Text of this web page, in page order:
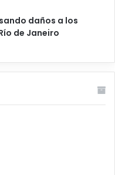
daños a los
de Janeiro